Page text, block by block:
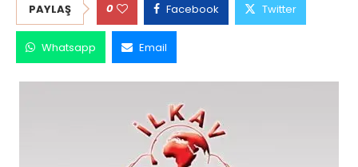
PAYLAŞ 0 Facebook Twitter
Whatsapp Email